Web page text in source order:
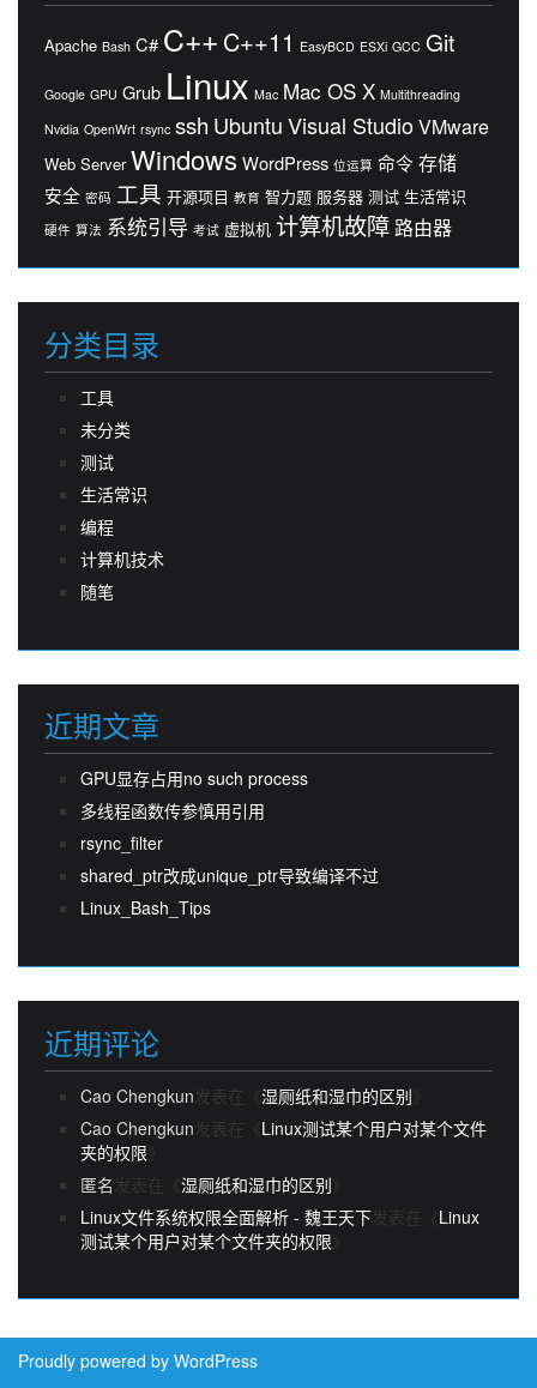
Apache Bash C# C++ C++11 EasyBCD ESXi GCC Git
Google GPU Grub Linux Mac Mac OS X Multithreading
Nvidia OpenWrt rsync ssh UbuntuVisual StudioVMware
Web Server Windows WordPress 位运算 命令 存储
安全 密码 工具 开源项目 教育 智力题 服务器 测试 生活常识
硬件 算法 系统引导 考试 虚拟机 计算机故障 路由器
分类目录
工具
未分类
测试
生活常识
编程
计算机技术
随笔
近期文章
GPU显存占用no such process
多线程函数传参慎用引用
rsync_filter
shared_ptr改成unique_ptr导致编译不过
Linux_Bash_Tips
近期评论
Cao Chengkun发表在《 湿厕纸和湿巾的区别
Cao Chengkun发表在《 Linux测试某个用户对某个文件
夹的权限
匿名 发表在《 湿厕纸和湿巾的区别
Linux文件系统权限全面解析 - 魏王天下发表在《 Linux
测试某个用户对某个文件夹的权限
Proudly powered by WordPress